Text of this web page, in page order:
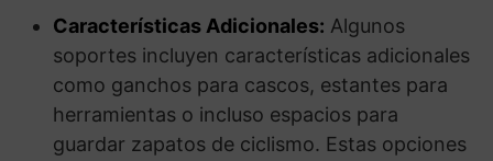
Características Adicionales: Algunos
soportes incluyen características adicionales
como ganchos para cascos, estantes para
herramientas o incluso espacios para
guardar zapatos de ciclismo. Estas opciones